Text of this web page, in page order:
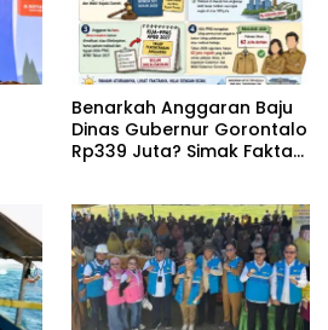
Benarkah Anggaran Baju
Dinas Gubernur Gorontalo
Rp339 Juta? Simak Fakta